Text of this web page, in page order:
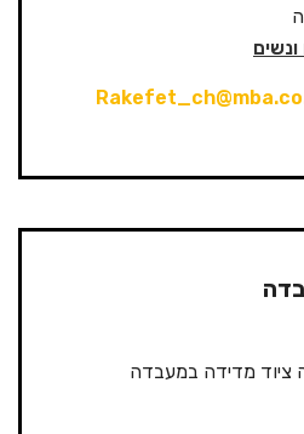
ציוד מדידה במעבדה